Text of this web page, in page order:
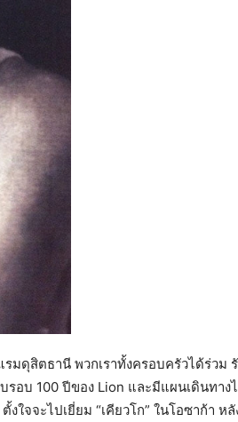
มดุสิตธานี พวกเราทั้งครอบครัวได้ร่วม
อบ 100 ปีของ Lion และมีแผนเดินทา
ใจจะไปเยี่ยม “เคียวโก” ในโอซาก้า ห